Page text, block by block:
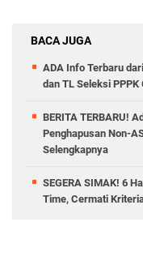
BACA JUGA
ADA Info Terbaru
dan TL Seleksi
BERITA TERBARU!
Penghapusan Non-
Selengkapnya
SEGERA SIMAK! 6
Time, Cermati